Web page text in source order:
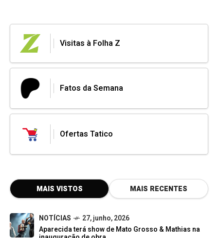
Visitas à Folha Z
Fatos da Semana
Ofertas Tatico
MAIS VISTOS MAIS RECENTES
NOTÍCIAS
27, junho, 2026
Aparecida terá show de Mato Grosso & Mathias na